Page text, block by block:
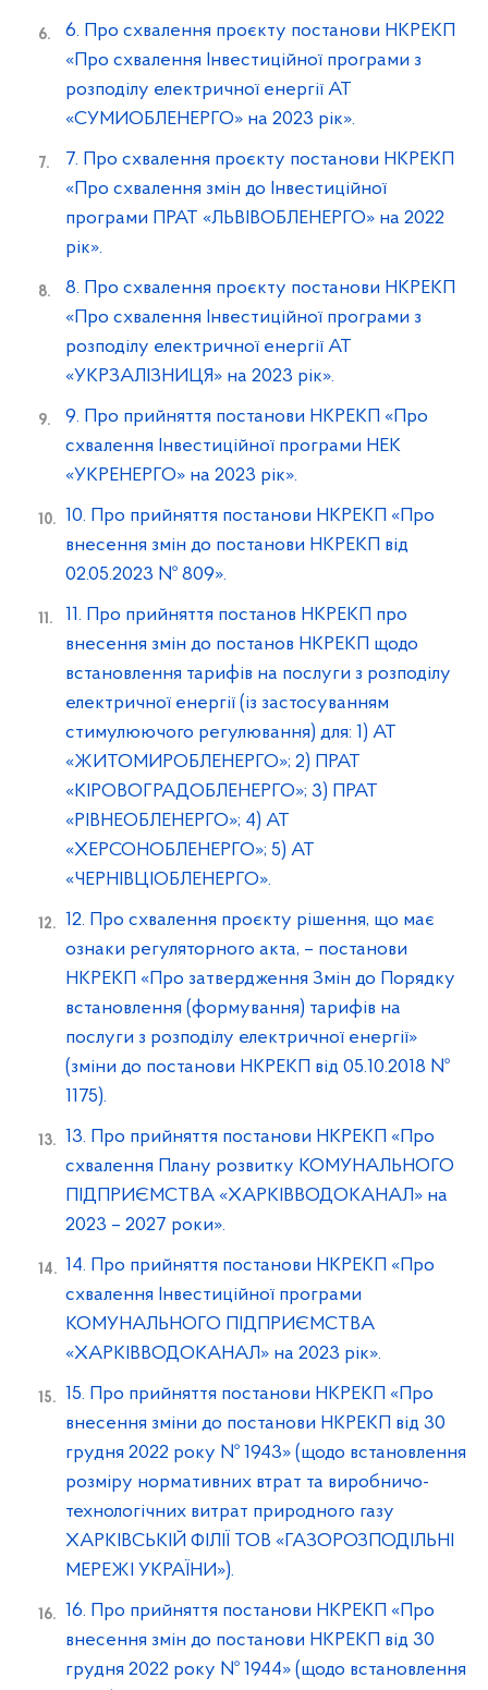
6. Про схвалення проєкту постанови НКРЕКП
«Про схвалення Інвестиційної програми з
розподілу електричної енергії АТ
«СУМИОБЛЕНЕРГО» на 2023 рік».
7. Про схвалення проєкту постанови НКРЕКП
«Про схвалення змін до Інвестиційної
програми ПРАТ «ЛЬВІВОБЛЕНЕРГО» на 2022
рік».
8. Про схвалення проєкту постанови НКРЕКП
«Про схвалення Інвестиційної програми з
розподілу електричної енергії АТ
«УКРЗАЛІЗНИЦЯ» на 2023 рік».
9. Про прийняття постанови НКРЕКП «Про
схвалення Інвестиційної програми НЕК
«УКРЕНЕРГО» на 2023 рік».
10. Про прийняття постанови НКРЕКП «Про
внесення змін до постанови НКРЕКП від
02.05.2023 № 809».
11. Про прийняття постанов НКРЕКП про
внесення змін до постанов НКРЕКП щодо
встановлення тарифів на послуги з розподілу
електричної енергії (із застосуванням
стимулюючого регулювання) для: 1) АТ
«ЖИТОМИРОБЛЕНЕРГО»; 2) ПРАТ
«КІРОВОГРАДОБЛЕНЕРГО»; 3) ПРАТ
«РІВНЕОБЛЕНЕРГО»; 4) АТ
«ХЕРСОНОБЛЕНЕРГО»; 5) АТ
«ЧЕРНІВЦІОБЛЕНЕРГО».
12. Про схвалення проєкту рішення, що має
ознаки регуляторного акта, – постанови
НКРЕКП «Про затвердження Змін до Порядку
встановлення (формування) тарифів на
послуги з розподілу електричної енергії»
(зміни до постанови НКРЕКП від 05.10.2018 №
1175).
13. Про прийняття постанови НКРЕКП «Про
схвалення Плану розвитку КОМУНАЛЬНОГО
ПІДПРИЄМСТВА «ХАРКІВВОДОКАНАЛ» на
2023 – 2027 роки».
14. Про прийняття постанови НКРЕКП «Про
схвалення Інвестиційної програми
КОМУНАЛЬНОГО ПІДПРИЄМСТВА
«ХАРКІВВОДОКАНАЛ» на 2023 рік».
15. Про прийняття постанови НКРЕКП «Про
внесення зміни до постанови НКРЕКП від 30
грудня 2022 року № 1943» (щодо встановлення
розміру нормативних втрат та виробничо-
технологічних витрат природного газу
ХАРКІВСЬКІЙ ФІЛІЇ ТОВ «ГАЗОРОЗПОДІЛЬНІ
МЕРЕЖІ УКРАЇНИ»).
16. Про прийняття постанови НКРЕКП «Про
внесення змін до постанови НКРЕКП від 30
грудня 2022 року № 1944» (щодо встановлення